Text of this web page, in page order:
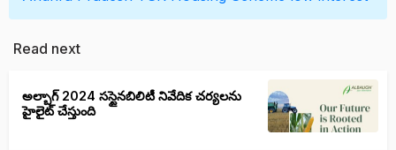
Read next
అల్బాగ్ 2024 సస్టైనబిలిటీ నివేదిక చర్యలను
హైలైట్ చేస్తుంది